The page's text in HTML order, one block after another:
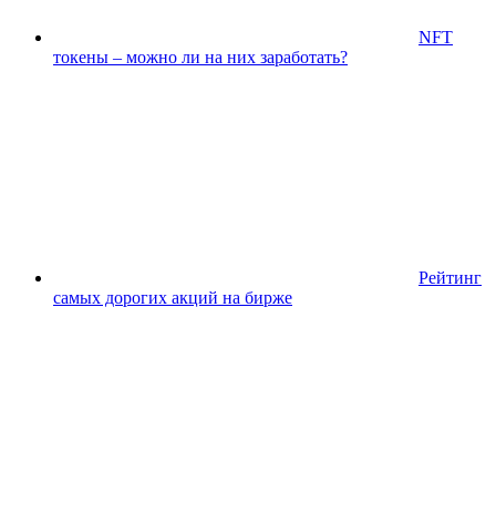
NFT
токены – можно ли на них заработать?
Рейтинг
самых дорогих акций на бирже